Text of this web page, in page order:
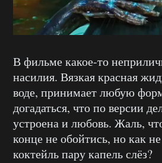
В фильме какое-то
насилия. Вязкая красная
воде, принимает любую
догадаться, что по версии
устроена и любовь. Жаль,
конце не обойтись, но как
коктейль пару капель слёз?